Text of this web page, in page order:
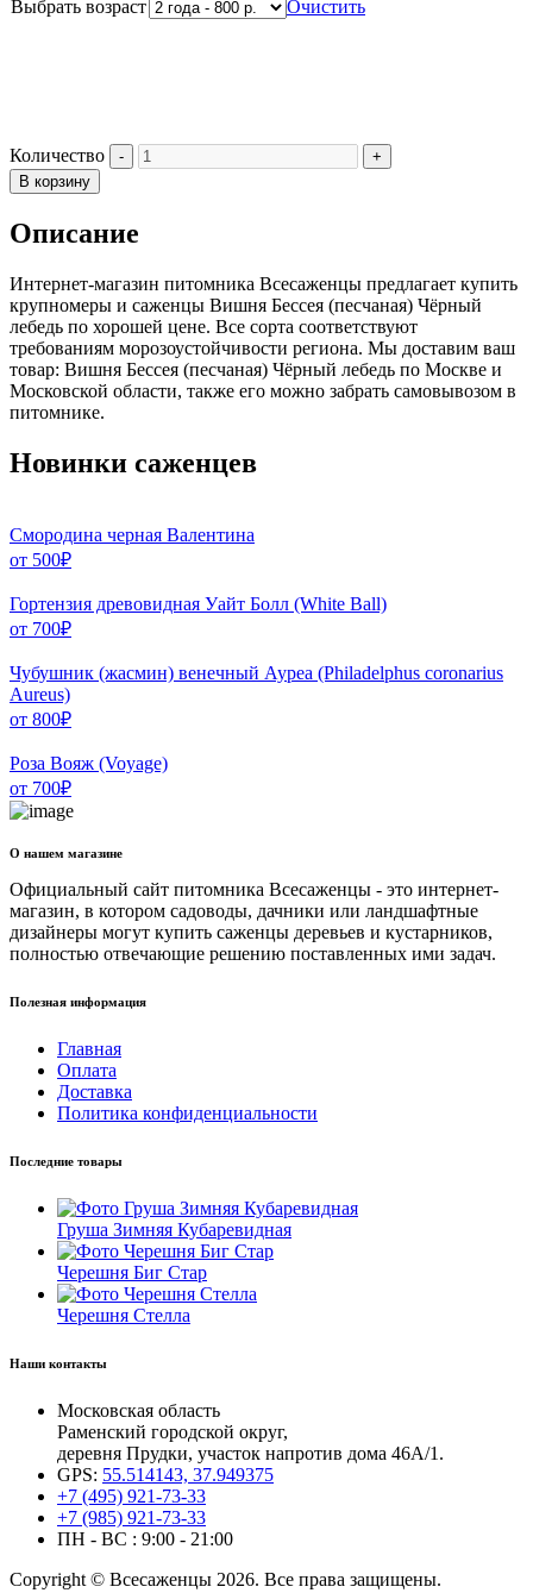
Выбрать возраст Очистить
Количество
В корзину
Описание
Интернет-магазин питомника Всесаженцы предлагает купить
крупномеры и саженцы Вишня Бессея (песчаная) Чёрный
лебедь по хорошей цене. Все сорта соответствуют
требованиям морозоустойчивости региона. Мы доставим ваш
товар: Вишня Бессея (песчаная) Чёрный лебедь по Москве и
Московской области, также его можно забрать самовывозом в
питомнике.
Новинки саженцев
Смородина черная Валентина
от 500₽
Гортензия древовидная Уайт Болл (White Ball)
от 700₽
Чубушник (жасмин) венечный Ауреа (Philadelphus coronarius
Aureus)
от 800₽
Роза Вояж (Voyage)
от 700₽
О нашем магазине
Официальный сайт питомника Всесаженцы - это интернет-
магазин, в котором садоводы, дачники или ландшафтные
дизайнеры могут купить саженцы деревьев и кустарников,
полностью отвечающие решению поставленных ими задач.
Полезная информация
Главная
Оплата
Доставка
Политика конфиденциальности
Последние товары
Груша Зимняя Кубаревидная
Черешня Биг Стар
Черешня Стелла
Наши контакты
Московская область
Раменский городской округ,
деревня Прудки, участок напротив дома 46А/1.
GPS: 55.514143, 37.949375
+7 (495) 921-73-33
+7 (985) 921-73-33
ПН - ВС : 9:00 - 21:00
Copyright © Всесаженцы 2026. Все права защищены.